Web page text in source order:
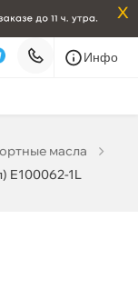
x
Инфо
масла
E100062-1L